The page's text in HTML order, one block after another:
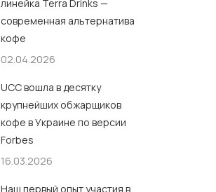
линейка Terra Drinks —
современная альтернатива
кофе
02.04.2026
UCC вошла в десятку
крупнейших обжарщиков
кофе в Украине по версии
Forbes
16.03.2026
Наш первый опыт участия в